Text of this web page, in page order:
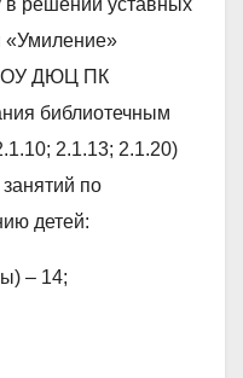
в решении уставных
ДЮЦ ПК
библиотечным
2.1.13; 2.1.20)
по
детей:
– 14;